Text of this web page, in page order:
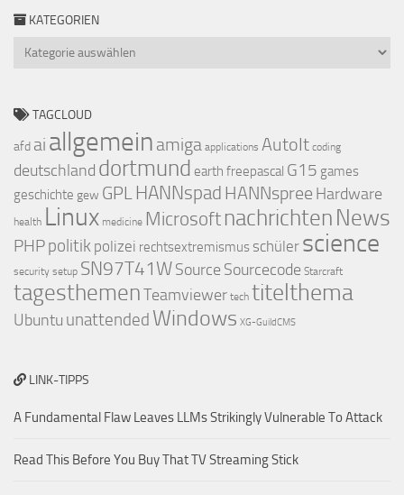
KATEGORIEN
TAGCLOUD
afd ai allgemein amiga applications AutoIt coding
deutschland dortmund earth freepascal G15 games
geschichte gew GPL HANNspad HANNspree Hardware
health Linux medicine Microsoft nachrichten News
PHPpolitik polizei rechtsextremismus schüler science
security setup SN97T41WSource Sourcecode Starcraft
tagesthemenTeamviewer tech titelthema
Ubuntu unattended Windows XG-GuildCMS
LINK-TIPPS
A Fundamental Flaw Leaves LLMs Strikingly Vulnerable To Attack
Read This Before You Buy That TV Streaming Stick